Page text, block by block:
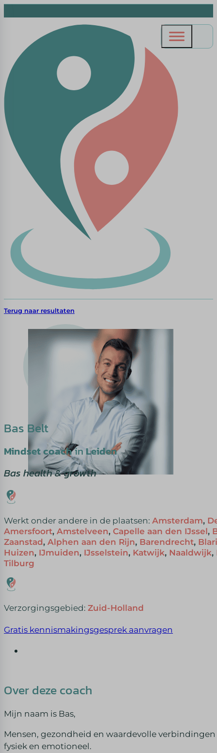
Terug naar resultaten
Bas Belt
Mindset coachin Leiden
Bas health & growth
Werkt onder andere in de plaatsen: Amsterdam,
Amersfoort, Amstelveen, Capelle aan den IJssel,
Zaanstad, Alphen aan den Rijn, Barendrecht,
Huizen, IJmuiden, IJsselstein, Katwijk, Naaldwijk,
Tilburg
Verzorgingsgebied: Zuid-Holland
Gratis kennismakingsgesprek aanvragen
Over deze coach
Mijn naam is Bas,
Mensen, gezondheid en waardevolle
fysiek en emotioneel.